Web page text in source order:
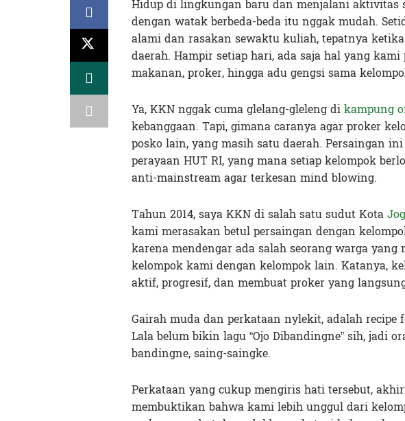
Hidup di lingkungan baru dan menjalani aktivitas
dengan watak berbeda-beda itu nggak mudah.
alami dan rasakan sewaktu kuliah, tepatnya
daerah. Hampir setiap hari, ada saja hal yang
makanan, proker, hingga adu gengsi sama
Ya, KKN nggak cuma glelang-gleleng dikampung
kebanggaan. Tapi, gimana caranya agar proker
posko lain, yang masih satu daerah. Persaingan
perayaan HUT RI, yang mana setiap kelompok
anti-mainstream agar terkesan mind blowing.
Tahun 2014, saya KKN di salah satu sudut Kota
kami merasakan betul persaingan dengan
karena mendengar ada salah seorang warga
kelompok kami dengan kelompok lain. Katanya,
aktif, progresif, dan membuat proker yang
Gairah muda dan perkataan nylekit, adalah recipe
Lala belum bikin lagu “Ojo Dibandingne” sih, jadi
bandingne, saing-saingke.
Perkataan yang cukup mengiris hati tersebut,
membuktikan bahwa kami lebih unggul dari